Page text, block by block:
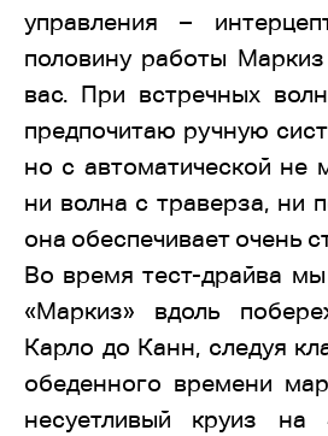
управления –
половину работы
вас. При встречных
предпочитаю ручную
но с автоматической не
ни волна с траверза, ни
она обеспечивает очень
Во время тест-драйва
«Маркиз» вдоль
Карло до Канн, следуя
обеденного времени
несуетливый круиз на